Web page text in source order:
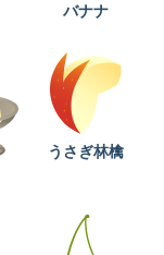
バナナ
うさぎ林檎